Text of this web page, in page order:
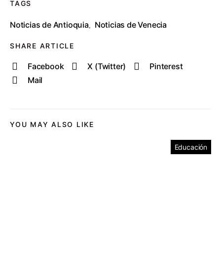
TAGS
Noticias de Antioquia, Noticias de Venecia
SHARE ARTICLE
Facebook X (Twitter)
Pinterest
Mail
YOU MAY ALSO LIKE
Educación